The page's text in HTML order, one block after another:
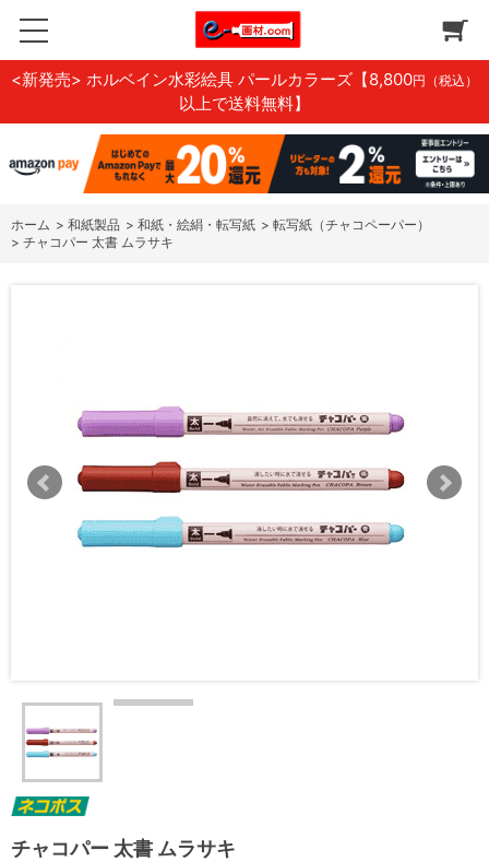
<新発売> ホルベイン水彩絵具 パールカラーズ 【8,800円（税込）
以上で送料無料】
ホーム > 和紙製品 > 和紙・絵絹・転写紙 > 転写紙（チャコペーパー）
> チャコパー 太書 ムラサキ
チャコパー 太書 ムラサキ